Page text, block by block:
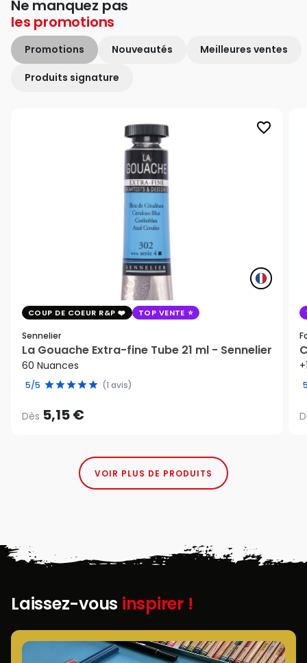
Ne manquez pas
les promotions
Promotions Nouveautés Meilleures ventes
Produits signature
favorite_border
COUP DE COEUR R&P TOP VENTE
Sennelier
La Gouache Extra-fine Tube 21 ml - Sennelier
60 Nuances
5/5 (1 avis)
Dès 5,15 €
VOIR PLUS DE PRODUITS
Laissez-vous inspirer !